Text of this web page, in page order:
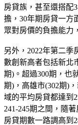
房貸族，甚至還搭配
擔，30年期房貸一方
眾對房價的負擔能力
另外，2022年第二季
數創新高者包括新北
期)。超過300期，也
期)，高雄市(302期)
域的平均房貸都達到
241-245期之間，隨
房貸期數一路調高到